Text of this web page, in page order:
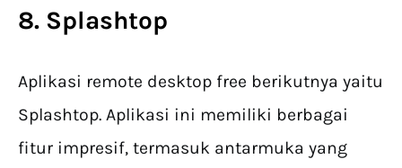
8. Splashtop
Aplikasi remote desktop free berikutnya yaitu
Splashtop. Aplikasi ini memiliki berbagai
fitur impresif, termasuk antarmuka yang